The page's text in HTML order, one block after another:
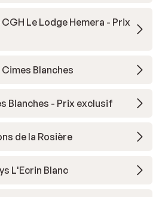
Le Lodge Hemera - Prix
Blanches
Blanches - Prix exclusif
de la Rosière
L'Ecrin Blanc